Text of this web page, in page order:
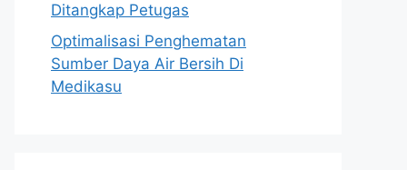
Ditangkap Petugas
Optimalisasi Penghematan
Sumber Daya Air Bersih Di
Medikasu